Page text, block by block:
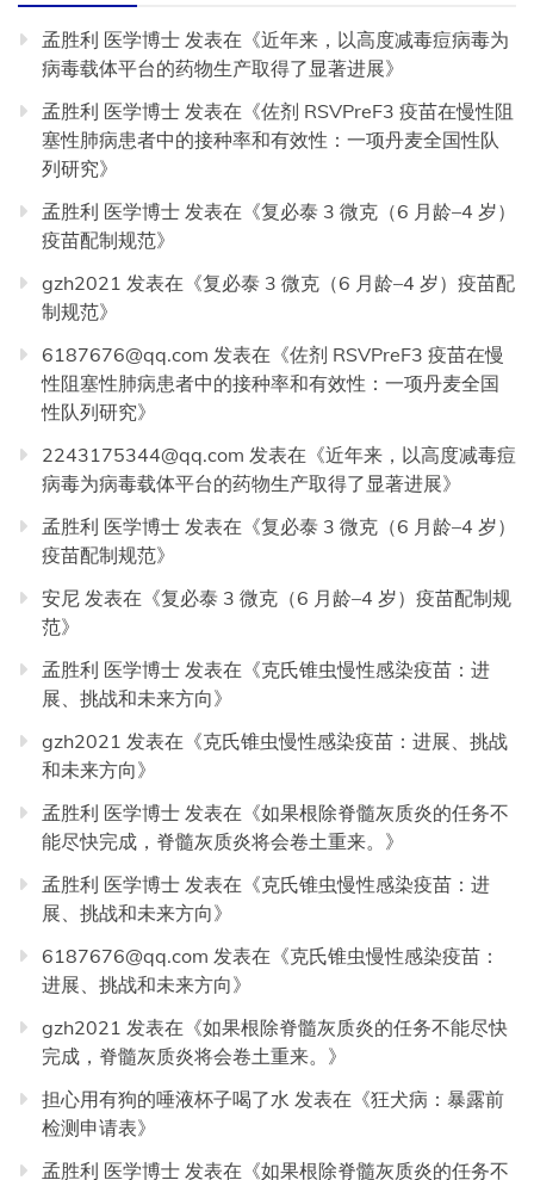
孟胜利 医学博士 发表在《近年来，以高度减毒痘病毒为
病毒载体平台的药物生产取得了显著进展》
孟胜利 医学博士 发表在《佐剂 RSVPreF3 疫苗在慢性阻
塞性肺病患者中的接种率和有效性：一项丹麦全国性队
列研究》
孟胜利 医学博士 发表在《复必泰 3 微克（6 月龄–4 岁）
疫苗配制规范》
gzh2021 发表在《复必泰 3 微克（6 月龄–4 岁）疫苗配
制规范》
6187676@qq.com 发表在《佐剂 RSVPreF3 疫苗在慢
性阻塞性肺病患者中的接种率和有效性：一项丹麦全国
性队列研究》
2243175344@qq.com 发表在《近年来，以高度减毒痘
病毒为病毒载体平台的药物生产取得了显著进展》
孟胜利 医学博士 发表在《复必泰 3 微克（6 月龄–4 岁）
疫苗配制规范》
安尼 发表在《复必泰 3 微克（6 月龄–4 岁）疫苗配制规
范》
孟胜利 医学博士 发表在《克氏锥虫慢性感染疫苗：进
展、挑战和未来方向》
gzh2021 发表在《克氏锥虫慢性感染疫苗：进展、挑战
和未来方向》
孟胜利 医学博士 发表在《如果根除脊髓灰质炎的任务不
能尽快完成，脊髓灰质炎将会卷土重来。 》
孟胜利 医学博士 发表在《克氏锥虫慢性感染疫苗：进
展、挑战和未来方向》
6187676@qq.com 发表在《克氏锥虫慢性感染疫苗：
进展、挑战和未来方向》
gzh2021 发表在《如果根除脊髓灰质炎的任务不能尽快
完成，脊髓灰质炎将会卷土重来。 》
担心用有狗的唾液杯子喝了水 发表在《狂犬病：暴露前
检测申请表》
孟胜利 医学博士 发表在《如果根除脊髓灰质炎的任务不